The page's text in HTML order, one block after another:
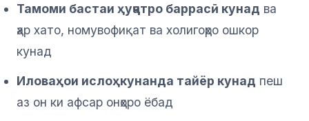
Тамоми бастаи ҳуҷҷатро баррасӣ кунад ва
ҳар хато, номувофиқат ва холигоҳро ошкор
кунад
Иловаҳои ислоҳкунанда тайёр кунад пеш
аз он ки афсар онҳоро ёбад